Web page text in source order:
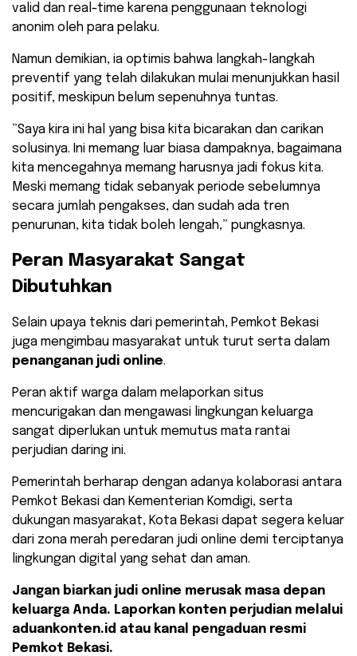
valid dan real-time karena penggunaan teknologi
anonim oleh para pelaku.
​Namun demikian, ia optimis bahwa langkah-langkah
preventif yang telah dilakukan mulai menunjukkan hasil
positif, meskipun belum sepenuhnya tuntas.
​”Saya kira ini hal yang bisa kita bicarakan dan carikan
solusinya. Ini memang luar biasa dampaknya, bagaimana
kita mencegahnya memang harusnya jadi fokus kita.
Meski memang tidak sebanyak periode sebelumnya
secara jumlah pengakses, dan sudah ada tren
penurunan, kita tidak boleh lengah,” pungkasnya.
​Peran Masyarakat Sangat
Dibutuhkan
Selain upaya teknis dari pemerintah, Pemkot Bekasi
juga mengimbau masyarakat untuk turut serta dalam
penanganan judi online.
Peran aktif warga dalam melaporkan situs
mencurigakan dan mengawasi lingkungan keluarga
sangat diperlukan untuk memutus mata rantai
perjudian daring ini.
​Pemerintah berharap dengan adanya kolaborasi antara
Pemkot Bekasi dan Kementerian Komdigi, serta
dukungan masyarakat, Kota Bekasi dapat segera keluar
dari zona merah peredaran judi online demi terciptanya
lingkungan digital yang sehat dan aman.
Jangan biarkan judi online merusak masa depan
keluarga Anda. Laporkan konten perjudian melalui
aduankonten.id atau kanal pengaduan resmi
Pemkot Bekasi.